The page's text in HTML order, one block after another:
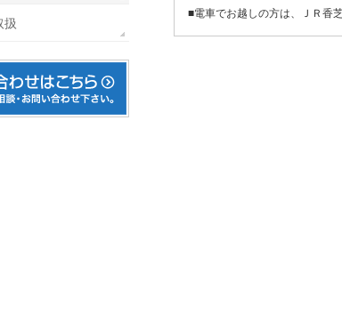
■電車でお越しの方は、ＪＲ香
扱